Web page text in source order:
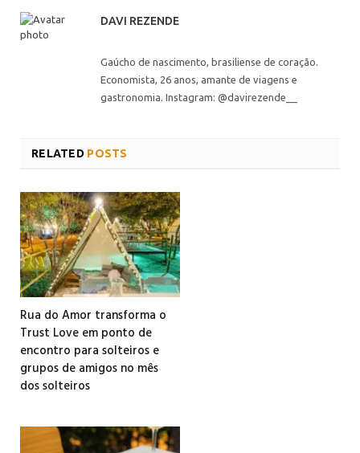
DAVI REZENDE
Gaúcho de nascimento, brasiliense de coração.
Economista, 26 anos, amante de viagens e
gastronomia. Instagram: @davirezende__
RELATED POSTS
Rua do Amor transforma o
Trust Love em ponto de
encontro para solteiros e
grupos de amigos no mês
dos solteiros